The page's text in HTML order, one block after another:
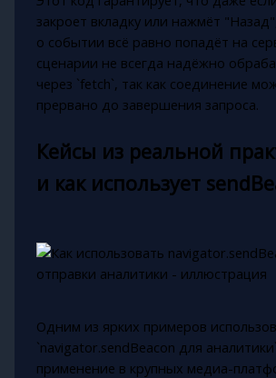
закроет вкладку или нажмёт
о событии всё равно попадёт на
сценарии не всегда надёжно
через `fetch`, так как соединение
прервано до завершения запроса.
Кейсы из реальной
и как использует
Одним из ярких примеров
`navigator.sendBeacon для
применение в крупных медиа-